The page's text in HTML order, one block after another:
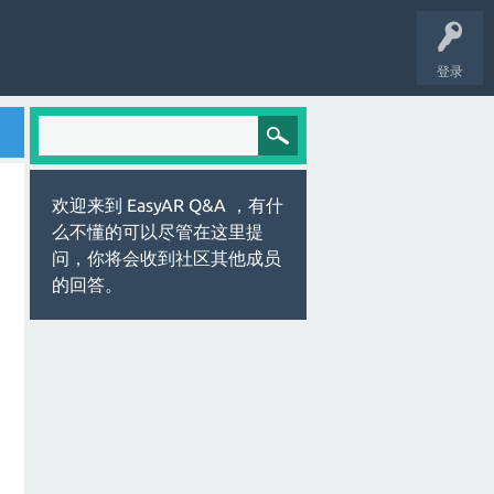
登录
欢迎来到 EasyAR Q&A ，有什
么不懂的可以尽管在这里提
问，你将会收到社区其他成员
的回答。